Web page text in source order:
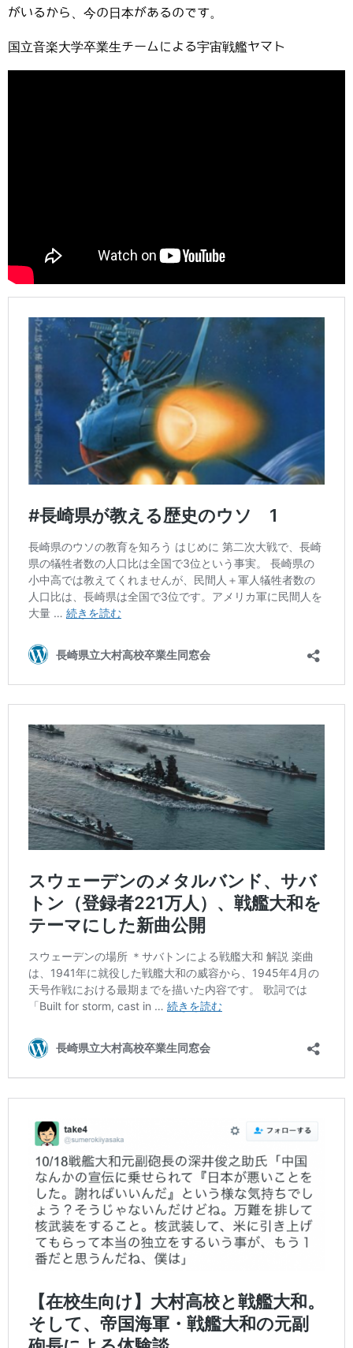
がいるから、今の日本があるのです。
国立音楽大学卒業生チームによる宇宙戦艦ヤマト